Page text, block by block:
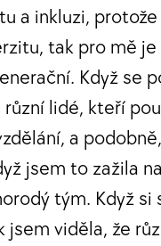
a inkluzi,
tak pro mě
Když se
lidé, kteří
a
jsem to zažila
tým. Když
viděla, že